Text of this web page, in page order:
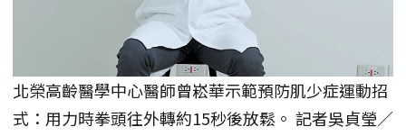
北榮高齡醫學中心醫師曾崧華示範預防肌少症運動招
式：用力時拳頭往外轉約15秒後放鬆。 記者吳貞瑩／